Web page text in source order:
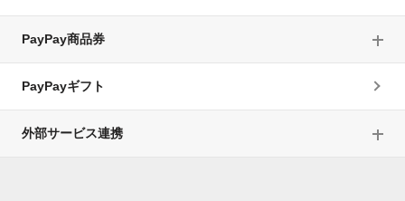
PayPay商品券
PayPayギフト
外部サービス連携